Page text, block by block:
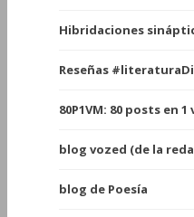
Hibridaciones
Reseñas
80P1VM: 80 posts en
blog vozed (de la
blog de Poesía